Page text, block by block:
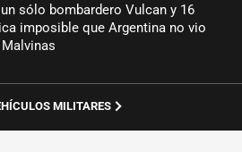
sólo bombardero Vulcan y 16
imposible que Argentina no vio
MILITARES